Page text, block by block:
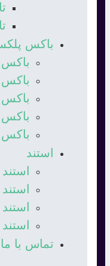
باکس
باکس
باکس
باکس
باکس
استند
تماس با ما